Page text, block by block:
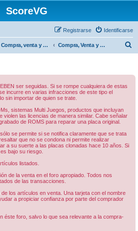
ScoreVG
Identificarse
Registrarse
Compra, venta y cambio Compra, Venta y Cambio
ser seguidas. Si se rompe cualquiera de estas
incurre en varias infracciones de este tipo el
sin importar de quien se trate.
sistemas Multi Juegos, productos que incluyan
violen las licencias de manera similar. Cabe señalar
de ROMS para reparar una placa original.
se permite si se notifica claramente que se trata
que no se condona ni permite realizar
a su suerte a las placas clonadas hace 10 años. Si
bajo su riesgo.
listados.
de la venta en el foro apropiado. Todos nos
de las transacciones.
los artículos en venta. Una tarjeta con el nombre
a propiciar confianza por parte del comprador
éste foro, salvo lo que sea relevante a la compra-